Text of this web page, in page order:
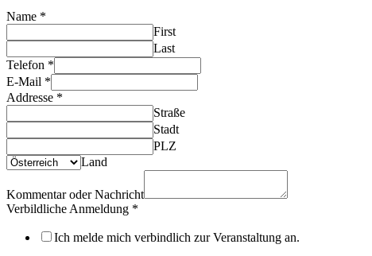
Name *
First
Last
Telefon *
E-Mail *
Addresse *
Straße
Stadt
PLZ
Land
Kommentar oder Nachricht
Verbildliche Anmeldung *
Ich melde mich verbindlich zur Veranstaltung an.